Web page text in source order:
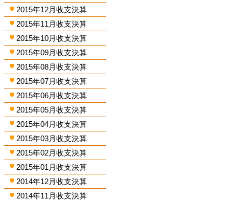
2015年12月收支決算
2015年11月收支決算
2015年10月收支決算
2015年09月收支決算
2015年08月收支決算
2015年07月收支決算
2015年06月收支決算
2015年05月收支決算
2015年04月收支決算
2015年03月收支決算
2015年02月收支決算
2015年01月收支決算
2014年12月收支決算
2014年11月收支決算